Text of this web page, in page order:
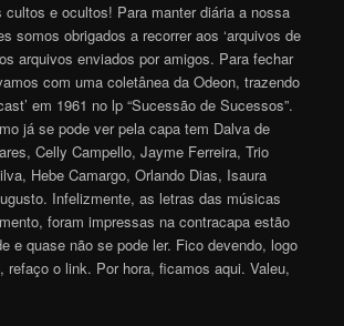
cultos e ocultos! Para manter diária a nossa
somos obrigados a recorrer aos ‘arquivos de
arquivos enviados por amigos. Para fechar
com uma coletânea da Odeon, trazendo
em 1961 no lp “Sucessão de Sucessos”.
já se pode ver pela capa tem Dalva de
Celly Campello, Jayme Ferreira, Trio
Hebe Camargo, Orlando Dias, Isaura
Infelizmente, as letras das músicas
foram impressas na contracapa estão
e quase não se pode ler. Fico devendo, logo
refaço o link. Por hora, ficamos aqui. Valeu,